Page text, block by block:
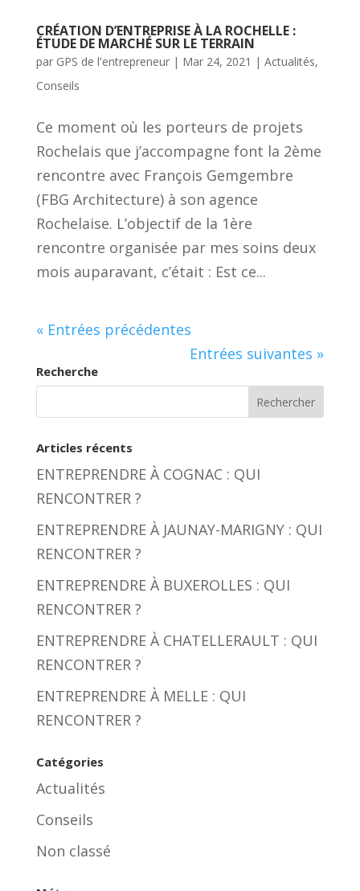
CRÉATION D’ENTREPRISE À LA ROCHELLE :
ÉTUDE DE MARCHÉ SUR LE TERRAIN
par GPS de l'entrepreneur| Mar 24, 2021 | Actualités,
Conseils
Ce moment où les porteurs de projets
Rochelais que j’accompagne font la 2ème
rencontre avec François Gemgembre
(FBG Architecture) à son agence
Rochelaise. L’objectif de la 1ère
rencontre organisée par mes soins deux
mois auparavant, c’était : Est ce...
« Entrées précédentes
Entrées suivantes »
Recherche
Articles récents
ENTREPRENDRE À COGNAC : QUI
RENCONTRER ?
ENTREPRENDRE À JAUNAY-MARIGNY : QUI
RENCONTRER ?
ENTREPRENDRE À BUXEROLLES : QUI
RENCONTRER ?
ENTREPRENDRE À CHATELLERAULT : QUI
RENCONTRER ?
ENTREPRENDRE À MELLE : QUI
RENCONTRER ?
Catégories
Actualités
Conseils
Non classé